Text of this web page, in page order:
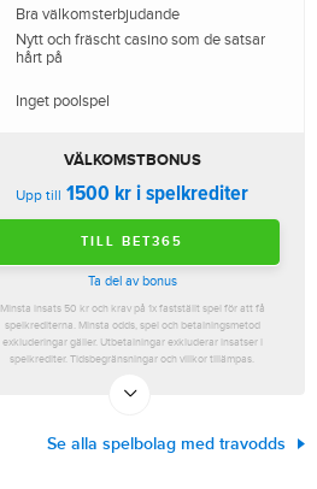
Bra välkomsterbjudande
Nytt och fräscht casino som de satsar
hårt på
Inget poolspel
VÄLKOMSTBONUS
Upp till 1500 kr i spelkrediter
TILL BET365
Ta del av bonus
Minsta insats 50 kr och krav på 1x fastställt spel för att få
spelkrediterna. Minsta odds, spel och betalningsmetod
exkluderingar gäller. Utbetalningar exkluderar insatser i
spelkrediter. Tidsbegränsningar och villkor tillämpas.
Se alla spelbolag med travodds